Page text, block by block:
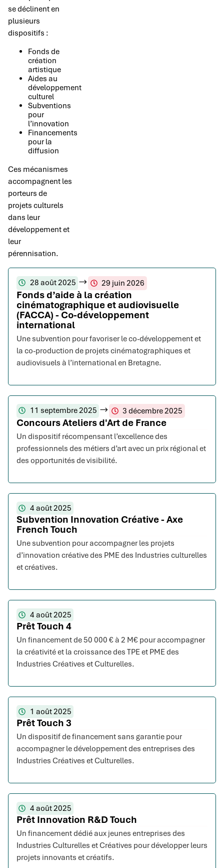
se déclinent en
plusieurs
dispositifs :
Fonds de
création
artistique
Aides au
développement
culturel
Subventions
pour
l’innovation
Financements
pour la
diffusion
Ces mécanismes
accompagnent les
porteurs de
projets culturels
dans leur
développement et
leur
pérennisation.
28 août 2025 29 juin 2026
Fonds d’aide à la création
cinématographique et audiovisuelle
(FACCA) - Co-développement
international
Une subvention pour favoriser le co-développement et
la co-production de projets cinématographiques et
audiovisuels à l’international en Bretagne.
11 septembre 2025 3 décembre 2025
Concours Ateliers d'Art de France
Un dispositif récompensant l’excellence des
professionnels des métiers d’art avec un prix régional et
des opportunités de visibilité.
4 août 2025
Subvention Innovation Créative - Axe
French Touch
Une subvention pour accompagner les projets
d’innovation créative des PME des Industries culturelles
et créatives.
4 août 2025
Prêt Touch 4
Un financement de 50 000 € à 2 M€ pour accompagner
la créativité et la croissance des TPE et PME des
Industries Créatives et Culturelles.
1 août 2025
Prêt Touch 3
Un dispositif de financement sans garantie pour
accompagner le développement des entreprises des
Industries Créatives et Culturelles.
4 août 2025
Prêt Innovation R&D Touch
Un financement dédié aux jeunes entreprises des
Industries Culturelles et Créatives pour développer leurs
projets innovants et créatifs.